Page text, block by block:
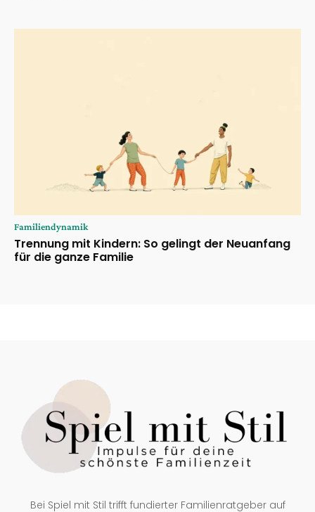
Familiendynamik
Trennung mit Kindern: So gelingt der Neuanfang
für die ganze Familie
Bei Spiel mit Stil trifft fundierter Familienratgeber auf